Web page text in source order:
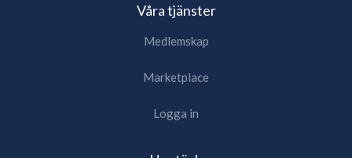
Våra tjänster
Medlemskap
Marketplace
Logga in